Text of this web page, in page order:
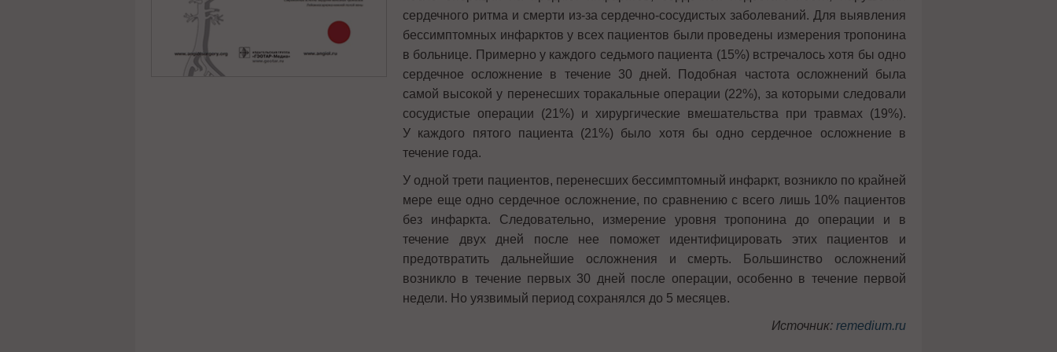
сердечного ритма и смерти из-за сердечно-сосудистых заболеваний. Для выявления
бессимптомных инфарктов у всех пациентов были проведены измерения тропонина
в больнице. Примерно у каждого седьмого пациента (15%) встречалось хотя бы одно
сердечное осложнение в течение 30 дней. Подобная частота осложнений была
самой высокой у перенесших торакальные операции (22%), за которыми следовали
сосудистые операции (21%) и хирургические вмешательства при травмах (19%).
У каждого пятого пациента (21%) было хотя бы одно сердечное осложнение в
течение года.
У одной трети пациентов, перенесших бессимптомный инфаркт, возникло по крайней
мере еще одно сердечное осложнение, по сравнению с всего лишь 10% пациентов
без инфаркта. Следовательно, измерение уровня тропонина до операции и в
течение двух дней после нее поможет идентифицировать этих пациентов и
предотвратить дальнейшие осложнения и смерть. Большинство осложнений
возникло в течение первых 30 дней после операции, особенно в течение первой
недели. Но уязвимый период сохранялся до 5 месяцев.
Источник: remedium.ru